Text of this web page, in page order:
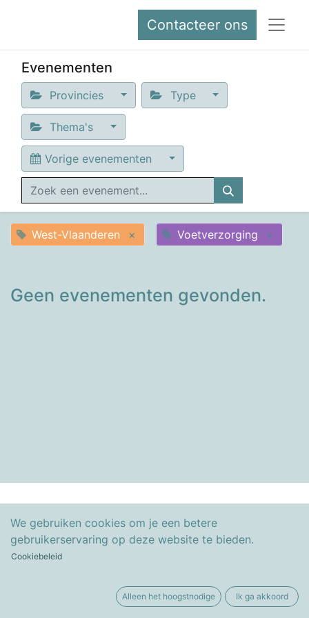
Contacteer ons
Evenementen
Provincies Type
Thema's
Vorige evenementen
West-Vlaanderen × Voetverzorging ×
Geen evenementen gevonden.
Copyright ©Besko
We gebruiken cookies om je een betere
gebruikerservaring op deze website te bieden.
Cookiebeleid
Alleen het hoogstnodige Ik ga akkoord